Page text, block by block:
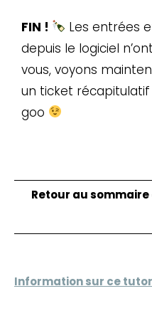
FIN !
Les entrées
depuis le logiciel
vous, voyons
un ticket récapitulatif
goo
Retour au
Information sur ce